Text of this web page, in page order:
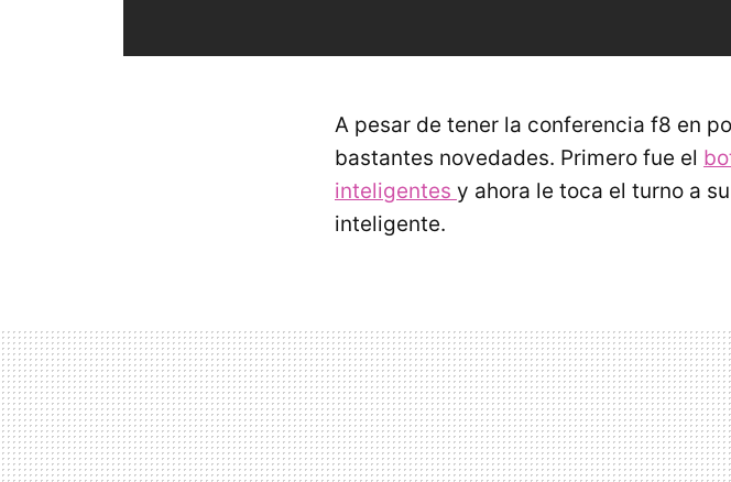
A pesar de tener la conferencia f8 en
bastantes novedades. Primero fue el
inteligentes y ahora le toca el turno a
inteligente.